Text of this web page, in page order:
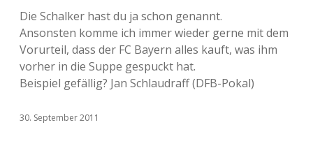
Die Schalker hast du ja schon genannt.
Ansonsten komme ich immer wieder gerne mit dem
Vorurteil, dass der FC Bayern alles kauft, was ihm
vorher in die Suppe gespuckt hat.
Beispiel gefällig? Jan Schlaudraff (DFB-Pokal)
30. September 2011